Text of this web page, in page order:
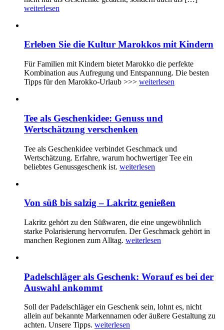
weiterlesen
Erleben Sie die Kultur Marokkos mit Kindern
Für Familien mit Kindern bietet Marokko die perfekte
Kombination aus Aufregung und Entspannung. Die besten
Tipps für den Marokko-Urlaub >>> weiterlesen
Tee als Geschenkidee: Genuss und
Wertschätzung verschenken
Tee als Geschenkidee verbindet Geschmack und
Wertschätzung. Erfahre, warum hochwertiger Tee ein
beliebtes Genussgeschenk ist. weiterlesen
Von süß bis salzig – Lakritz genießen
Lakritz gehört zu den Süßwaren, die eine ungewöhnlich
starke Polarisierung hervorrufen. Der Geschmack gehört in
manchen Regionen zum Alltag. weiterlesen
Padelschläger als Geschenk: Worauf es bei der
Auswahl ankommt
Soll der Padelschläger ein Geschenk sein, lohnt es, nicht
allein auf bekannte Markennamen oder äußere Gestaltung zu
achten. Unsere Tipps. weiterlesen